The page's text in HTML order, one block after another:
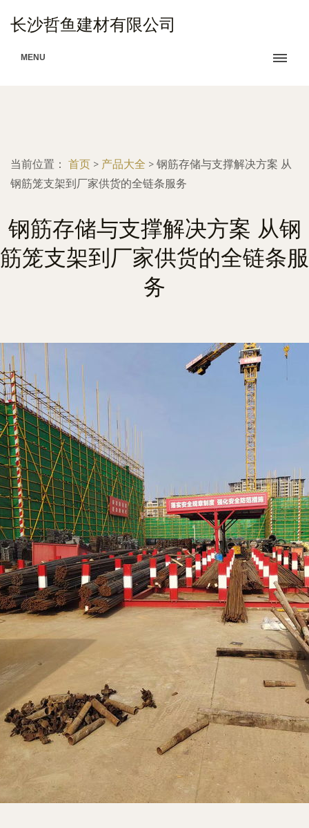
长沙哲鱼建材有限公司
MENU
当前位置： 首页 > 产品大全 > 钢筋存储与支撑解决方案 从
钢筋笼支架到厂家供货的全链条服务
钢筋存储与支撑解决方案 从钢
筋笼支架到厂家供货的全链条服
务